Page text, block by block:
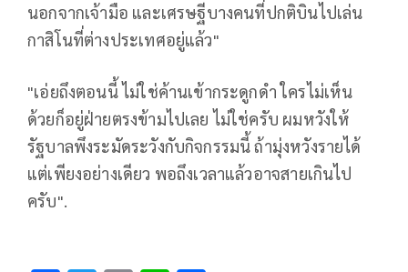
นอกจากเจ้ามือ และเศรษฐีบางคนที่ปกติบินไปเล่น
กาสิโนที่ต่างประเทศอยู่แล้ว"
"เอ่ยถึงตอนนี้ ไม่ใช่ค้านเข้ากระดูกดำ ใครไม่เห็น
ด้วยก็อยู่ฝ่ายตรงข้ามไปเลย ไม่ใช่ครับ ผมหวังให้
รัฐบาลพึงระมัดระวังกับกิจกรรมนี้ ถ้ามุ่งหวังรายได้
แต่เพียงอย่างเดียว พอถึงเวลาแล้วอาจสายเกินไป
ครับ".